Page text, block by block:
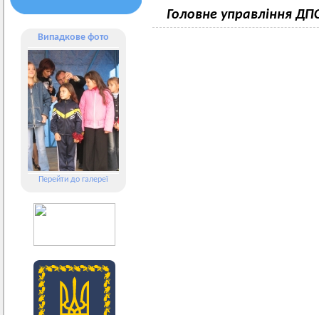
Випадкове фото
Перейти до галереї
Головне управління